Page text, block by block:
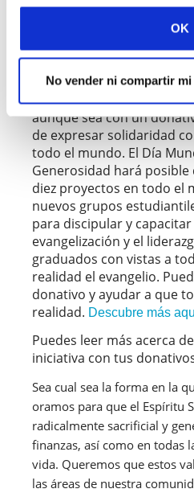
OK
No vender ni compartir
donar para la campaña
, el 6
(Debido a la actual crisis en
El Día Mundial de la
marzo al 6 de abril.) Ora
200 donantes den un
aunque sea con un
de expresar solidaridad
todo el mundo. El Día
Generosidad hará posible
diez proyectos en todo el
nuevos grupos
para discipular y
evangelización y el
graduados con vistas a
realidad el evangelio.
donativo y ayudar a que
realidad. Descubre más
Puedes leer más acerca
iniciativa con tus
Sea cual sea la forma en la
oramos para que el Espíritu
radicalmente sacrificial y
finanzas, así como en todas
vida. Queremos que estos
las áreas de nuestra